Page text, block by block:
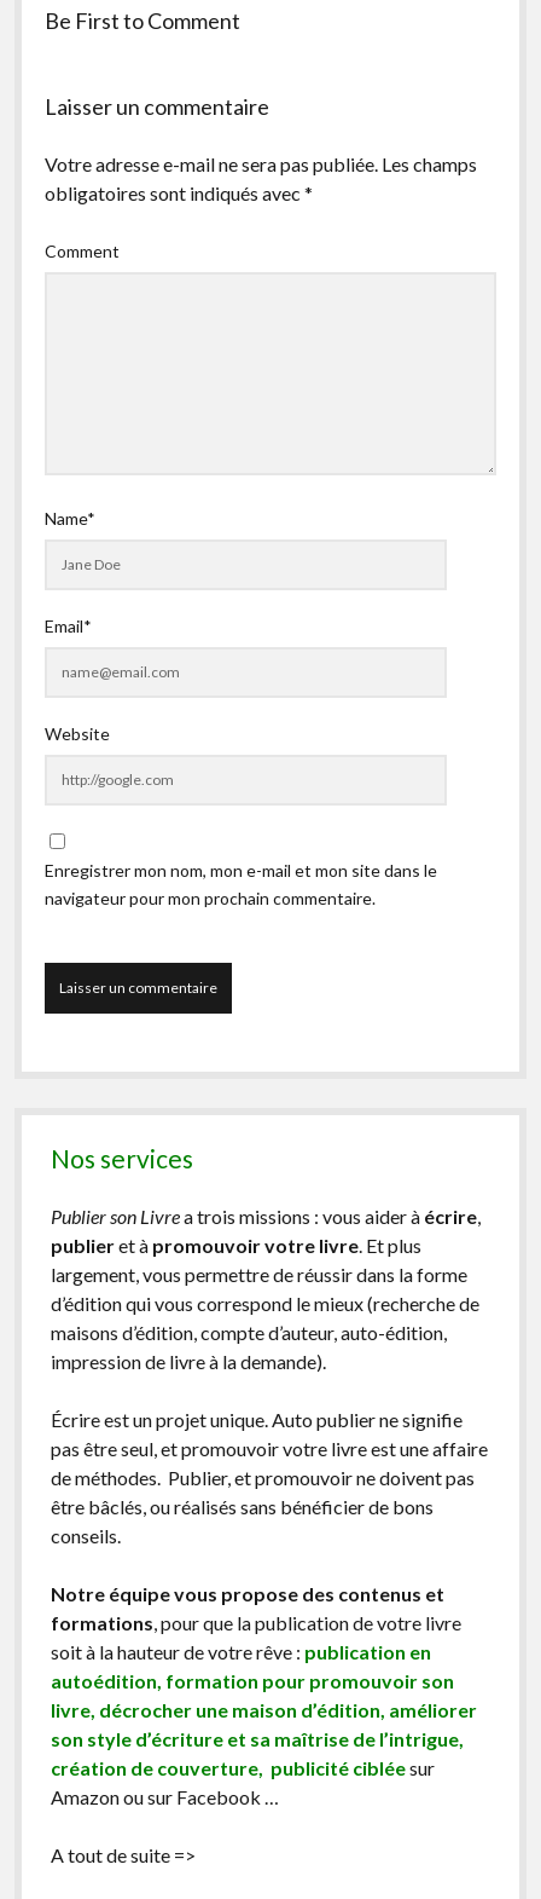
facebookinstagram
youtubeemail-
Be First to Comment
Laisser un commentaire
Votre adresse e-mail ne sera pas publiée. Les champs
obligatoires sont indiqués avec *
Comment
Name*
Email*
Website
Enregistrer mon nom, mon e-mail et mon site dans le
navigateur pour mon prochain commentaire.
Nos services
Publier son Livrea trois missions : vous aider à écrire,
publieret à promouvoir votre livre. Et plus
largement, vous permettre de réussir dans la forme
d’édition qui vous correspond le mieux (recherche de
maisons d’édition, compte d’auteur, auto-édition,
impression de livre à la demande).
Écrire est un projet unique. Auto publier ne signifie
pas être seul, et promouvoir votre livre est une affaire
de méthodes. Publier, et promouvoir ne doivent pas
être bâclés, ou réalisés sans bénéficier de bons
conseils.
Notre équipe vous propose des contenus et
formations, pour que la publication de votre livre
soit à la hauteur de votre rêve : publication en
autoédition, formation pour promouvoir son
livre, décrocher une maison d’édition, améliorer
son style d’écriture et sa maîtrise de l’intrigue,
création de couverture, publicité cibléesur
Amazon ou sur Facebook …
A tout de suite =>